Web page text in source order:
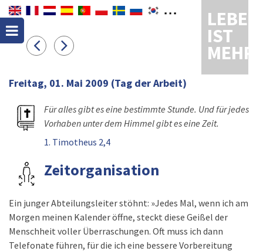
LEBEN
IST
MEHR
Freitag, 01. Mai 2009 (Tag der Arbeit)
Für alles gibt es eine bestimmte Stunde. Und für jedes
Vorhaben unter dem Himmel gibt es eine Zeit.
1. Timotheus 2,4
Zeitorganisation
Ein junger Abteilungsleiter stöhnt: »Jedes Mal, wenn ich am
Morgen meinen Kalender öffne, steckt diese Geißel der
Menschheit voller Überraschungen. Oft muss ich dann
Telefonate führen, für die ich eine bessere Vorbereitung